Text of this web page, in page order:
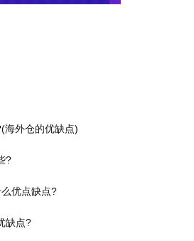
海外仓的优缺点)
?
优点缺点?
缺点?